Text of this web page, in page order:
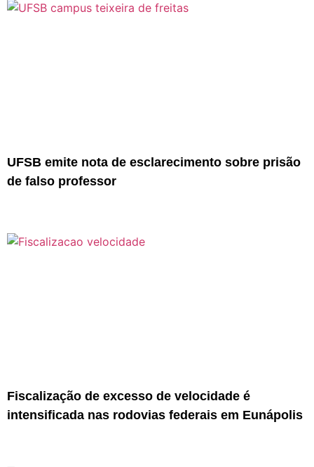
UFSB emite nota de esclarecimento sobre prisão
de falso professor
Fiscalização de excesso de velocidade é
intensificada nas rodovias federais em Eunápolis